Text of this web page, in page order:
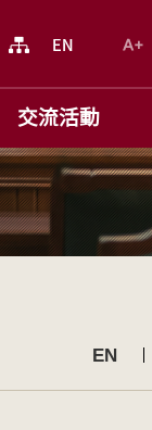
交流活動
EN